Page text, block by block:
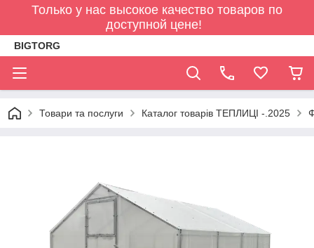
Только у нас высокое качество товаров по
доступной цене!
BIGTORG
Товари та послуги Каталог товарів ТЕПЛИЦІ -.2025